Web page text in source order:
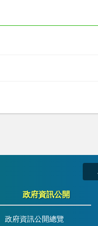
政府資訊公開
政府資訊公開總覽